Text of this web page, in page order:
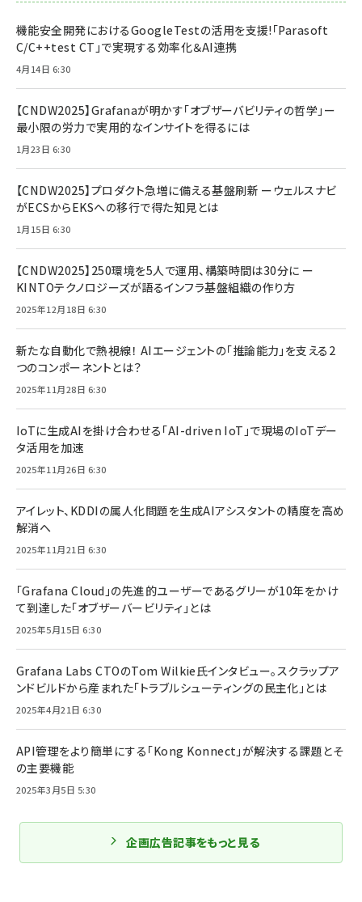
機能安全開発におけるGoogleTestの活用を支援!「Parasoft
C/C++test CT」で実現する効率化＆AI連携
4月14日 6:30
【CNDW2025】Grafanaが明かす「オブザーバビリティの哲学」ー
最小限の労力で実用的なインサイトを得るには
1月23日 6:30
【CNDW2025】プロダクト急増に備える基盤刷新 ーウェルスナビ
がECSからEKSへの移行で得た知見とは
1月15日 6:30
【CNDW2025】250環境を5人で運用、構築時間は30分に ー
KINTOテクノロジーズが語るインフラ基盤組織の作り方
2025年12月18日 6:30
新たな自動化で熱視線！ AIエージェントの「推論能力」を支える2
つのコンポーネントとは？
2025年11月28日 6:30
IoTに生成AIを掛け合わせる「AI-driven IoT」で現場のIoTデー
タ活用を加速
2025年11月26日 6:30
アイレット、KDDIの属人化問題を生成AIアシスタントの精度を高め
解消へ
2025年11月21日 6:30
「Grafana Cloud」の先進的ユーザーであるグリーが10年をかけ
て到達した「オブザーバービリティ」とは
2025年5月15日 6:30
Grafana Labs CTOのTom Wilkie氏インタビュー。スクラップア
ンドビルドから産まれた「トラブルシューティングの民主化」とは
2025年4月21日 6:30
API管理をより簡単にする「Kong Konnect」が解決する課題とそ
の主要機能
2025年3月5日 5:30
企画広告記事をもっと見る